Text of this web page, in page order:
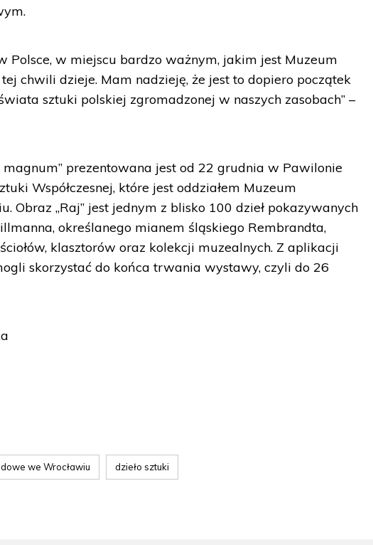
Polsce, w miejscu bardzo ważnym, jakim jest Muzeum
tej chwili dzieje. Mam nadzieję, że jest to dopiero początek
sztuki polskiej zgromadzonej w naszych zasobach” –
prezentowana jest od 22 grudnia w Pawilonie
Współczesnej, które jest oddziałem Muzeum
Obraz „Raj” jest jednym z blisko 100 dzieł pokazywanych
określanego mianem śląskiego Rembrandta,
klasztorów oraz kolekcji muzealnych. Z aplikacji
skorzystać do końca trwania wystawy, czyli do 26
we Wrocławiu dzieło sztuki